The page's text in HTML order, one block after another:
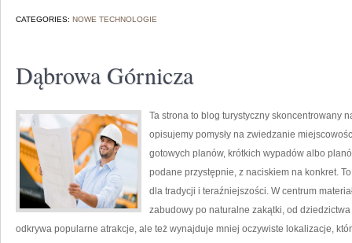
CATEGORIES: NOWE TECHNOLOGIE
Dąbrowa Górnicza
Ta strona to blog turystyczny skoncentrowany
opisujemy pomysły na zwiedzanie
gotowych planów, krótkich wypadów albo
podane przystępnie, z naciskiem na konkret.
dla tradycji i teraźniejszości. W centrum
zabudowy po naturalne zakątki, od
odkrywa popularne atrakcje, ale też wynajduje mniej oczywiste lokalizacje,